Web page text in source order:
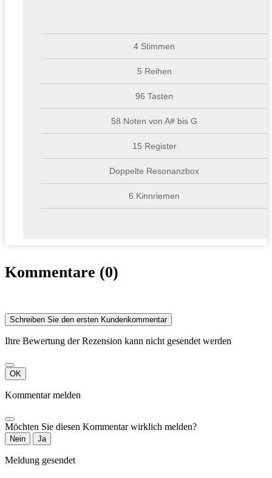
4 Stimmen
5 Reihen
96 Tasten
58 Noten von A# bis G
15 Register
Doppelte Resonanzbox
6 Kinnriemen
Kommentare (0)
Schreiben Sie den ersten Kundenkommentar
Ihre Bewertung der Rezension kann nicht gesendet werden
OK
Kommentar melden
Möchten Sie diesen Kommentar wirklich melden?
Nein Ja
Meldung gesendet